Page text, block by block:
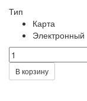
Тип
Карта
Электронный
В корзину